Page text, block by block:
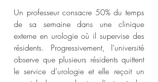
Un professeur consacre 50% du temps
de sa semaine dans une clinique
externe en urologie où il supervise des
résidents. Progressivement, l’université
observe que plusieurs résidents quittent
le service d’urologie et elle reçoit un